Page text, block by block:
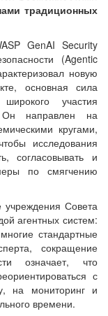
традиционных
GenAI Security
(Agentic
новую
основная сила
участия
Он направлен на
кругами,
исследования
согласовывать и
по смягчению
учреждения Совета
агентных систем:
стандартные
сокращение
означает, что
с
на мониторинг и
времени.